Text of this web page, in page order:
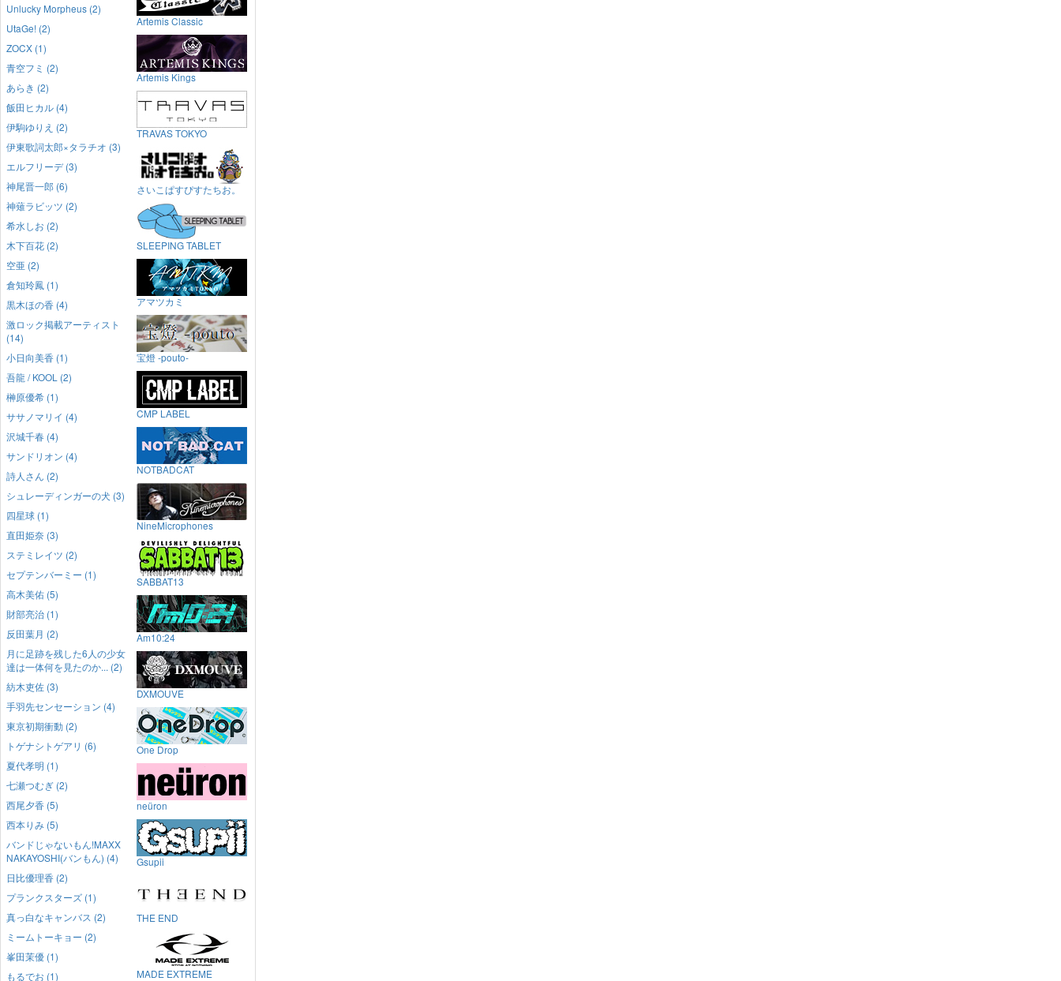
Unlucky Morpheus (2)
UtaGe! (2)
ZOCX (1)
青空フミ (2)
あらき (2)
飯田ヒカル (4)
伊駒ゆりえ (2)
伊東歌詞太郎×タラチオ (3)
エルフリーデ (3)
神尾晋一郎 (6)
神薙ラビッツ (2)
希水しお (2)
木下百花 (2)
空亜 (2)
倉知玲鳳 (1)
黒木ほの香 (4)
激ロック掲載アーティスト
(14)
小日向美香 (1)
吾龍 / KOOL (2)
榊原優希 (1)
ササノマリイ (4)
沢城千春 (4)
サンドリオン (4)
詩人さん (2)
シュレーディンガーの犬 (3)
四星球 (1)
直田姫奈 (3)
ステミレイツ (2)
セプテンバーミー (1)
高木美佑 (5)
財部亮治 (1)
反田葉月 (2)
月に足跡を残した6人の少女
達は一体何を見たのか... (2)
紡木吏佐 (3)
手羽先センセーション (4)
東京初期衝動 (2)
トゲナシトゲアリ (6)
夏代孝明 (1)
七瀬つむぎ (2)
西尾夕香 (5)
西本りみ (5)
バンドじゃないもん!MAXX
NAKAYOSHI(バンもん) (4)
日比優理香 (2)
プランクスターズ (1)
真っ白なキャンバス (2)
ミームトーキョー (2)
峯田茉優 (1)
もるでお (1)
Artemis Classic
Artemis Kings
TRAVAS TOKYO
さいこぱすぴすたちお。
SLEEPING TABLET
アマツカミ
宝燈 -pouto-
CMP LABEL
NOTBADCAT
NineMicrophones
SABBAT13
Am10:24
DXMOUVE
One Drop
neüron
Gsupii
THE END
MADE EXTREME